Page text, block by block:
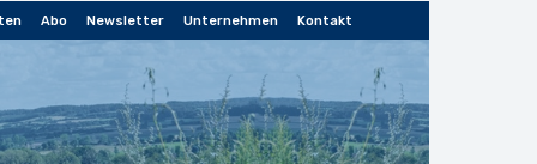
Abo Newsletter Unternehmen Kontakt